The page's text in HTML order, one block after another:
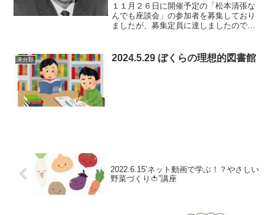
１１月２６日に開催予定の「松本清張な
んでも座談会」の参加者を募集しており
ましたが、募集定員に達しましたので、
未分類 2024.5.29 ぼくらの理想的図書館
2022.6.15’ネット動画で学ぶ！？やさしい
野菜づくり🍅”講座